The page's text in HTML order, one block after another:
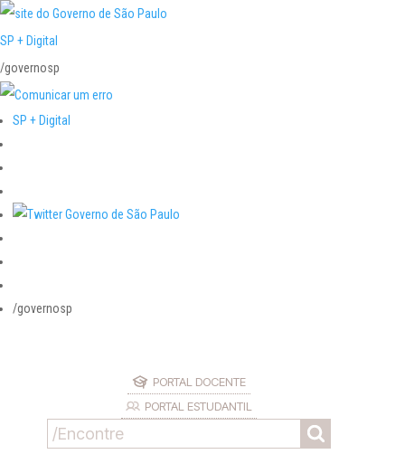
SP + Digital
/governosp
SP + Digital
/governosp
PORTAL DOCENTE
PORTAL ESTUDANTIL